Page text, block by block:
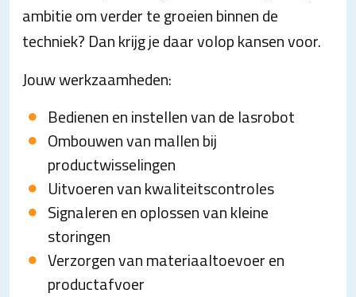
ambitie om verder te groeien binnen de
techniek? Dan krijg je daar volop kansen voor.
Jouw werkzaamheden:
Bedienen en instellen van de lasrobot
Ombouwen van mallen bij
productwisselingen
Uitvoeren van kwaliteitscontroles
Signaleren en oplossen van kleine
storingen
Verzorgen van materiaaltoevoer en
productafvoer